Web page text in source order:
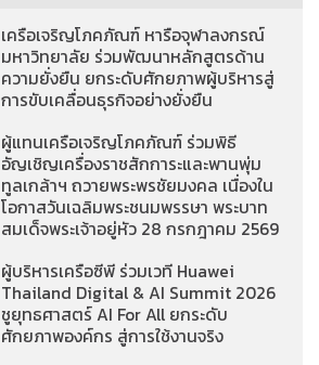
เครือเจริญโภคภัณฑ์ หารือจุฬาลงกรณ์
มหาวิทยาลัย ร่วมพัฒนาหลักสูตรด้าน
ความยั่งยืน ยกระดับศักยภาพผู้บริหารสู่
การขับเคลื่อนธุรกิจอย่างยั่งยืน
ผู้แทนเครือเจริญโภคภัณฑ์ ร่วมพิธี
อัญเชิญเครื่องราชสักการะและพานพุ่ม
ทูลเกล้าฯ ถวายพระพรชัยมงคล เนื่องใน
โอกาสวันเฉลิมพระชนมพรรษา พระบาท
สมเด็จพระเจ้าอยู่หัว 28 กรกฎาคม 2569
ผู้บริหารเครือซีพี ร่วมเวที Huawei
Thailand Digital & AI Summit 2026
ชูยุทธศาสตร์ AI For All ยกระดับ
ศักยภาพองค์กร สู่การใช้งานจริง